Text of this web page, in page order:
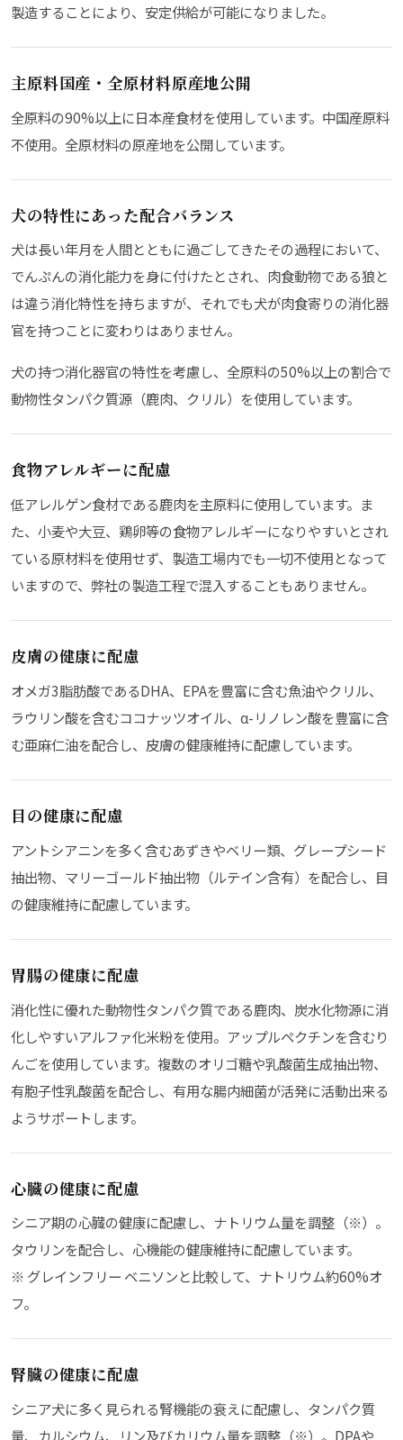
製造することにより、安定供給が可能になりました。
主原料国産・全原材料原産地公開
全原料の90%以上に日本産食材を使用しています。中国産原料
不使用。全原材料の原産地を公開しています。
犬の特性にあった配合バランス
犬は長い年月を人間とともに過ごしてきたその過程において、
でんぷんの消化能力を身に付けたとされ、肉食動物である狼と
は違う消化特性を持ちますが、それでも犬が肉食寄りの消化器
官を持つことに変わりはありません。
犬の持つ消化器官の特性を考慮し、全原料の50%以上の割合で
動物性タンパク質源（鹿肉、クリル）を使用しています。
食物アレルギーに配慮
低アレルゲン食材である鹿肉を主原料に使用しています。ま
た、小麦や大豆、鶏卵等の食物アレルギーになりやすいとされ
ている原材料を使用せず、製造工場内でも一切不使用となって
いますので、弊社の製造工程で混入することもありません。
皮膚の健康に配慮
オメガ3脂肪酸であるDHA、EPAを豊富に含む魚油やクリル、
ラウリン酸を含むココナッツオイル、α-リノレン酸を豊富に含
む亜麻仁油を配合し、皮膚の健康維持に配慮しています。
目の健康に配慮
アントシアニンを多く含むあずきやベリー類、グレープシード
抽出物、マリーゴールド抽出物（ルテイン含有）を配合し、目
の健康維持に配慮しています。
胃腸の健康に配慮
消化性に優れた動物性タンパク質である鹿肉、炭水化物源に消
化しやすいアルファ化米粉を使用。アップルペクチンを含むり
んごを使用しています。複数のオリゴ糖や乳酸菌生成抽出物、
有胞子性乳酸菌を配合し、有用な腸内細菌が活発に活動出来る
ようサポートします。
心臓の健康に配慮
シニア期の心臓の健康に配慮し、ナトリウム量を調整（※）。
タウリンを配合し、心機能の健康維持に配慮しています。
※ グレインフリー ベニソンと比較して、ナトリウム約60%オ
フ。
腎臓の健康に配慮
シニア犬に多く見られる腎機能の衰えに配慮し、タンパク質
量、カルシウム、リン及びカリウム量を調整（※）。 DPAや